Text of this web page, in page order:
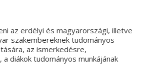
az erdélyi és magyarországi, illetve
szakembereknek tudományos
az ismerkedésre,
diákok tudományos munkájának